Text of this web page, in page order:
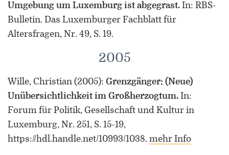
Umgebung um Luxemburg ist abgegrast. In: RBS-
Bulletin. Das Luxemburger Fachblatt für
Altersfragen, Nr. 49, S. 19.
2005
Wille, Christian (2005): Grenzgänger: (Neue)
Unübersichtlichkeit im Großherzogtum. In:
Forum für Politik, Gesellschaft und Kultur in
Luxemburg, Nr. 251, S. 15-19,
https://hdl.handle.net/10993/1038. mehr Info